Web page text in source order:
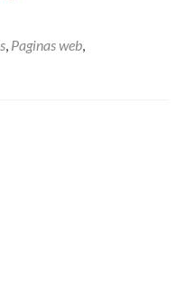
, Paginas web,